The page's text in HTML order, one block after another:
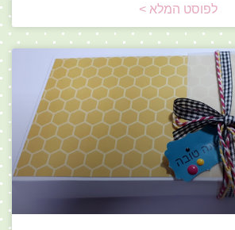
לפוסט המלא >